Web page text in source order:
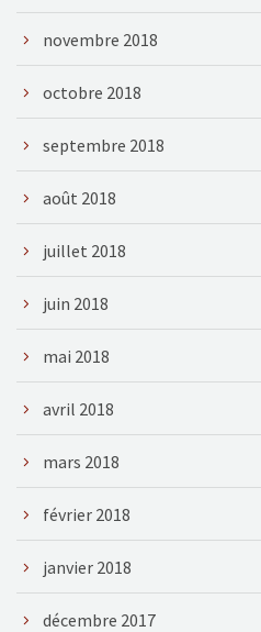
novembre 2018
octobre 2018
septembre 2018
août 2018
juillet 2018
juin 2018
mai 2018
avril 2018
mars 2018
février 2018
janvier 2018
décembre 2017